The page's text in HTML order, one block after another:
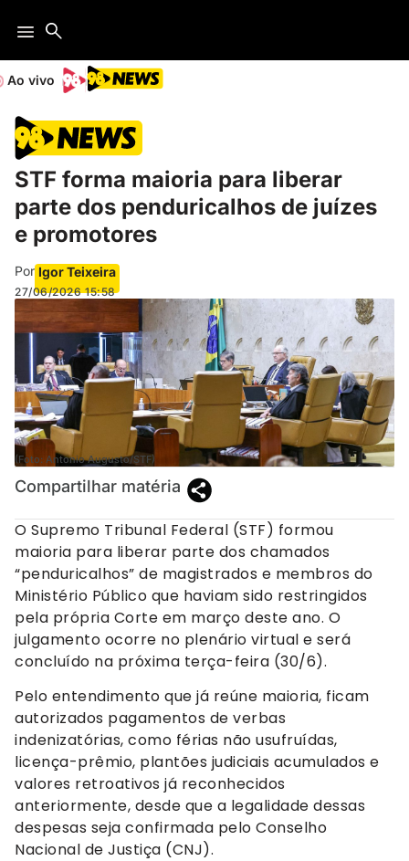
Ao vivo
STF forma maioria para liberar
parte dos penduricalhos de juízes
e promotores
Por Igor Teixeira
27/06/2026 15:58
(Foto: Antonio Augusto/STF)
Compartilhar matéria
O Supremo Tribunal Federal (STF) formou
maioria para liberar parte dos chamados
“penduricalhos” de magistrados e membros do
Ministério Público que haviam sido restringidos
pela própria Corte em março deste ano. O
julgamento ocorre no plenário virtual e será
concluído na próxima terça-feira (30/6).
Pelo entendimento que já reúne maioria, ficam
autorizados pagamentos de verbas
indenizatórias, como férias não usufruídas,
licença-prêmio, plantões judiciais acumulados e
valores retroativos já reconhecidos
anteriormente, desde que a legalidade dessas
despesas seja confirmada pelo Conselho
Nacional de Justiça (CNJ).